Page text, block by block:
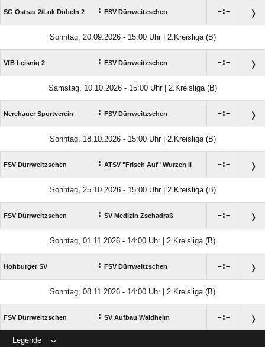
SG Ostrau 2/​Lok Döbeln 2 : FSV Dürrweitzschen :
Sonntag, 20.09.2026 - 15:00 Uhr | 2.Kreisliga (B)
VfB Leisnig 2 : FSV Dürrweitzschen :
Samstag, 10.10.2026 - 15:00 Uhr | 2.Kreisliga (B)
Nerchauer Sportverein : FSV Dürrweitzschen :
Sonntag, 18.10.2026 - 15:00 Uhr | 2.Kreisliga (B)
FSV Dürrweitzschen : ATSV "Frisch Auf" Wurzen II :
Sonntag, 25.10.2026 - 15:00 Uhr | 2.Kreisliga (B)
FSV Dürrweitzschen : SV Medizin Zschadraß :
Sonntag, 01.11.2026 - 14:00 Uhr | 2.Kreisliga (B)
Hohburger SV : FSV Dürrweitzschen :
Sonntag, 08.11.2026 - 14:00 Uhr | 2.Kreisliga (B)
FSV Dürrweitzschen : SV Aufbau Waldheim :
Legende